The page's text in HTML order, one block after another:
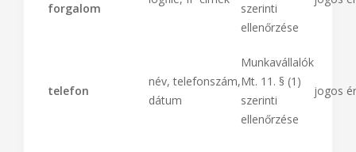
forgalom
szerinti
ellenőrzése
telefon
név, telefonszám,
dátum
Munkavállalók
Mt. 11. § (1)
szerinti
ellenőrzése
jogos